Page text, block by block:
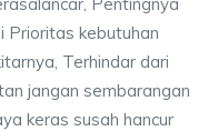
Prioritas kebutuhan
Terhindar dari
jangan sembarangan
keras susah hancur